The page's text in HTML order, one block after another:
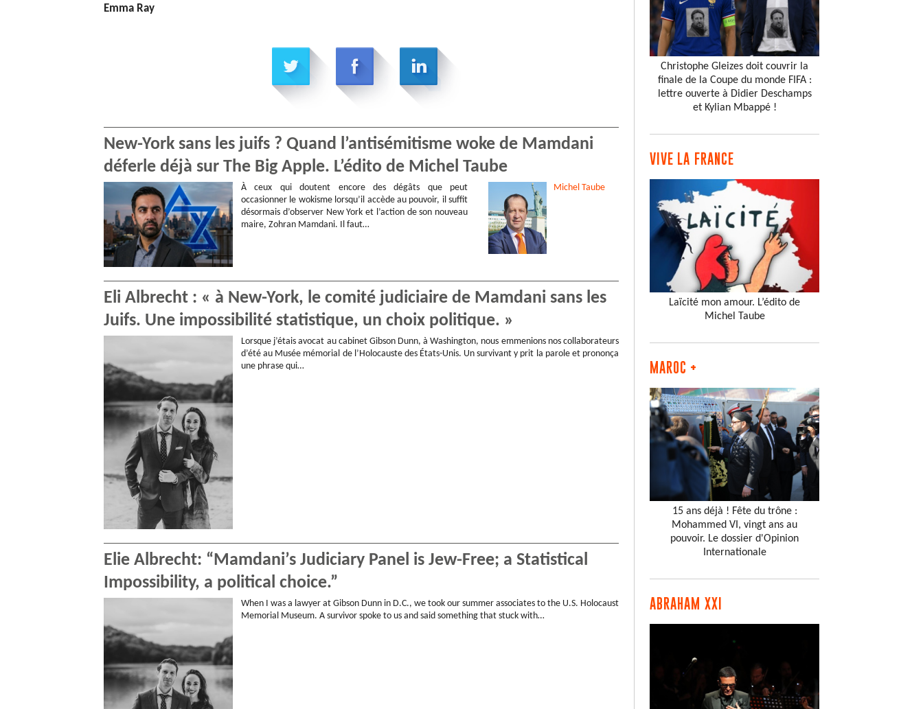
Emma Ray
New-York sans les juifs ? Quand l’antisémitisme woke de Mamdani
déferle déjà sur The Big Apple. L’édito de Michel Taube
À ceux qui doutent encore des dégâts que peut
occasionner le wokisme lorsqu’il accède au pouvoir, il suffit
désormais d’observer New York et l’action de son nouveau
maire, Zohran Mamdani. Il faut…
Michel Taube
Eli Albrecht : « à New-York, le comité judiciaire de Mamdani sans les
Juifs. Une impossibilité statistique, un choix politique. »
Lorsque j’étais avocat au cabinet Gibson Dunn, à Washington, nous emmenions nos collaborateurs
d’été au Musée mémorial de l’Holocauste des États-Unis. Un survivant y prit la parole et prononça
une phrase qui…
Elie Albrecht: “Mamdani’s Judiciary Panel is Jew-Free; a Statistical
Impossibility, a political choice.”
When I was a lawyer at Gibson Dunn in D.C., we took our summer associates to the U.S. Holocaust
Memorial Museum. A survivor spoke to us and said something that stuck with…
Christophe Gleizes doit couvrir la
finale de la Coupe du monde FIFA :
lettre ouverte à Didier Deschamps
et Kylian Mbappé !
VIVE LA FRANCE
Laïcité mon amour. L’édito de
Michel Taube
MAROC +
15 ans déjà ! Fête du trône :
Mohammed VI, vingt ans au
pouvoir. Le dossier d'Opinion
Internationale
ABRAHAM XXI